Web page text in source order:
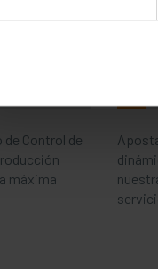
Control de
máxima